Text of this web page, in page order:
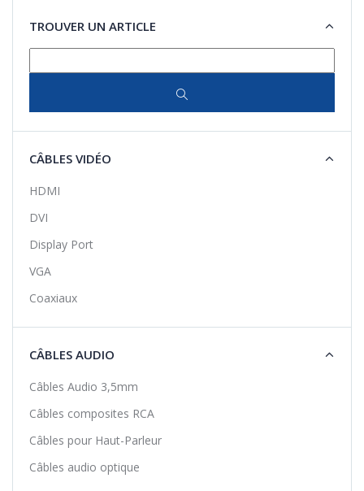
au
panier
panier
TROUVER UN ARTICLE
CÂBLES VIDÉO
HDMI
DVI
Display Port
VGA
Coaxiaux
CÂBLES AUDIO
Câbles Audio 3,5mm
Câbles composites RCA
Câbles pour Haut-Parleur
Câbles audio optique